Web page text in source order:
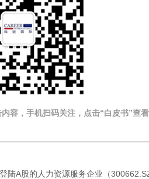
容，手机扫码关注，点击“白皮书”查看
A股的人力资源服务企业（